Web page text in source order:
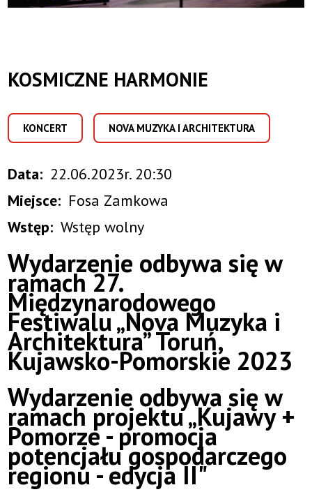
KOSMICZNE HARMONIE
KONCERT NOVA MUZYKA I ARCHITEKTURA
Data
22.06.2023r. 20:30
Miejsce
Fosa Zamkowa
Wstęp
Wstęp wolny
Wydarzenie odbywa się w
ramach 27.
Międzynarodowego
Festiwalu „Nova Muzyka i
Architektura” Toruń,
Kujawsko-Pomorskie 2023
Wydarzenie odbywa się w
ramach projektu „Kujawy +
Pomorze - promocja
potencjału gospodarczego
regionu - edycja II"